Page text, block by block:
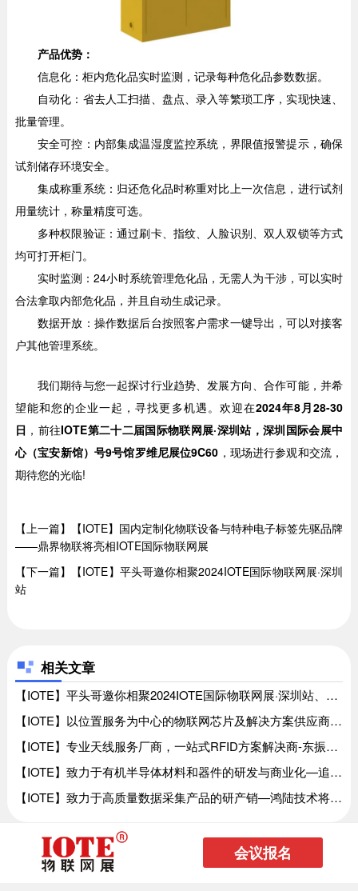
产品优势：
信息化：柜内危化品实时监测，记录每种危化品参数数据。
自动化：省去人工扫描、盘点、录入等繁琐工序，实现快速、
批量管理。
安全可控：内部集成温湿度监控系统，界限值报警提示，确保
试剂储存环境安全。
集成称重系统：归还危化品时称重对比上一次信息，进行试剂
用量统计，称量精度可选。
多种权限验证：通过刷卡、指纹、人脸识别、双人双锁等方式
均可打开柜门。
实时监测：24小时系统管理危化品，无需人为干涉，可以实时
合法拿取内部危化品，并且自动生成记录。
数据开放：操作数据后台按照客户需求一键导出，可以对接客
户其他管理系统。
我们期待与您一起探讨行业趋势、发展方向、合作可能，并希
望能和您的企业一起，寻找更多机遇。欢迎在2024年8月28-30
日 ，前往IOTE第二十二届国际物联网展·深圳站，深圳国际会展中
心（宝安新馆）号9号馆罗维尼展位9C60 ，现场进行参观和交流，
期待您的光临!
【上一篇】【IOTE】国内定制化物联设备与特种电子标签先驱品牌
——鼎界物联将亮相IOTE国际物联网展
【下一篇】【IOTE】平头哥邀你相聚2024IOTE国际物联网展·深圳
站
相关文章
【IOTE】平头哥邀你相聚2024IOTE国际物联网展·深圳站、【IOTE】平头哥邀你相聚2024IOTE国际物联网展·深圳站
【IOTE】以位置服务为中心的物联网芯片及解决方案供应商—芯与物将亮相IOTE国际物联网展、【IOTE】以位置服务为中心的物联网芯片及解决方案供应商—芯与物将亮相IOTE国际物联网展
【IOTE】专业天线服务厂商，一站式RFID方案解决商-东振技术将亮相IOTE国际物联网展、【IOTE】专业天线服务厂商，一站式RFID方案解决商-东振技术将亮相IOTE国际物联网展
【IOTE】致力于有机半导体材料和器件的研发与商业化—追光科技将亮相IOTE国际物联网展、【IOTE】致力于有机半导体材料和器件的研发与商业化—追光科技将亮相IOTE国际物联网展
【IOTE】致力于高质量数据采集产品的研产销—鸿陆技术将亮相IOTE国际物联网展、【IOTE】致力于高质量数据采集产品的研产销—鸿陆技术将亮相IOTE国际物联网展
会议报名